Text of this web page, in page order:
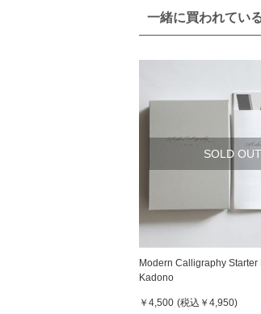
一緒に買われてい
SOLD OUT
Modern Calligraphy Starter
Kadono
￥4,500 (税込 ￥4,950)